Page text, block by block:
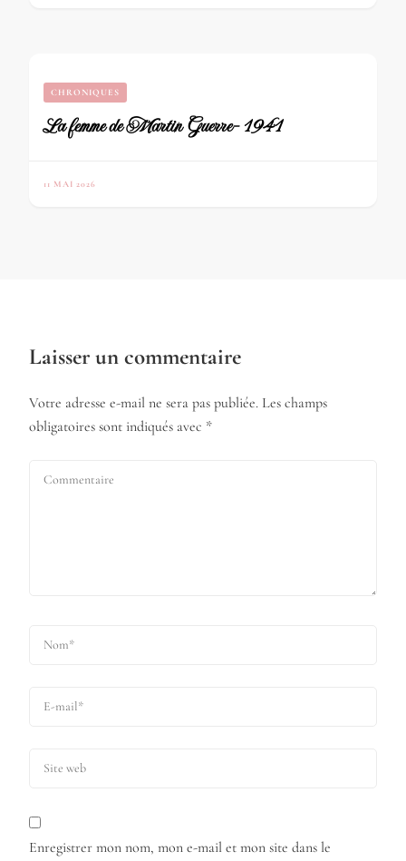
CHRONIQUES
La femme de Martin Guerre- 1941
11 MAI 2026
Laisser un commentaire
Votre adresse e-mail ne sera pas publiée. Les champs
obligatoires sont indiqués avec *
Enregistrer mon nom, mon e-mail et mon site dans le